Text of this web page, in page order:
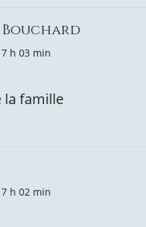
h 03 min
la famille
h 02 min